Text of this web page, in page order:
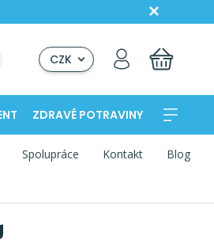
CZK
ZDRAVÉ POTRAVINY
Spolupráce Kontakt Blog